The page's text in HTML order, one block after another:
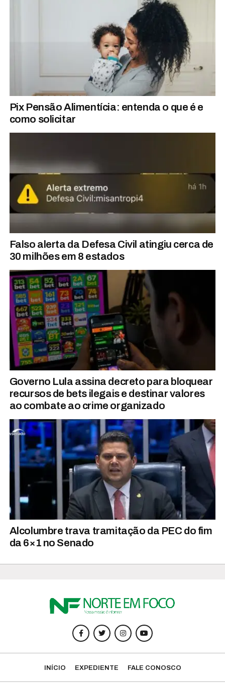
Pix Pensão Alimentícia: entenda o que é e
como solicitar
Falso alerta da Defesa Civil atingiu cerca de
30 milhões em 8 estados
Governo Lula assina decreto para bloquear
recursos de bets ilegais e destinar valores
ao combate ao crime organizado
Alcolumbre trava tramitação da PEC do fim
da 6×1 no Senado
INÍCIO EXPEDIENTE FALE CONOSCO